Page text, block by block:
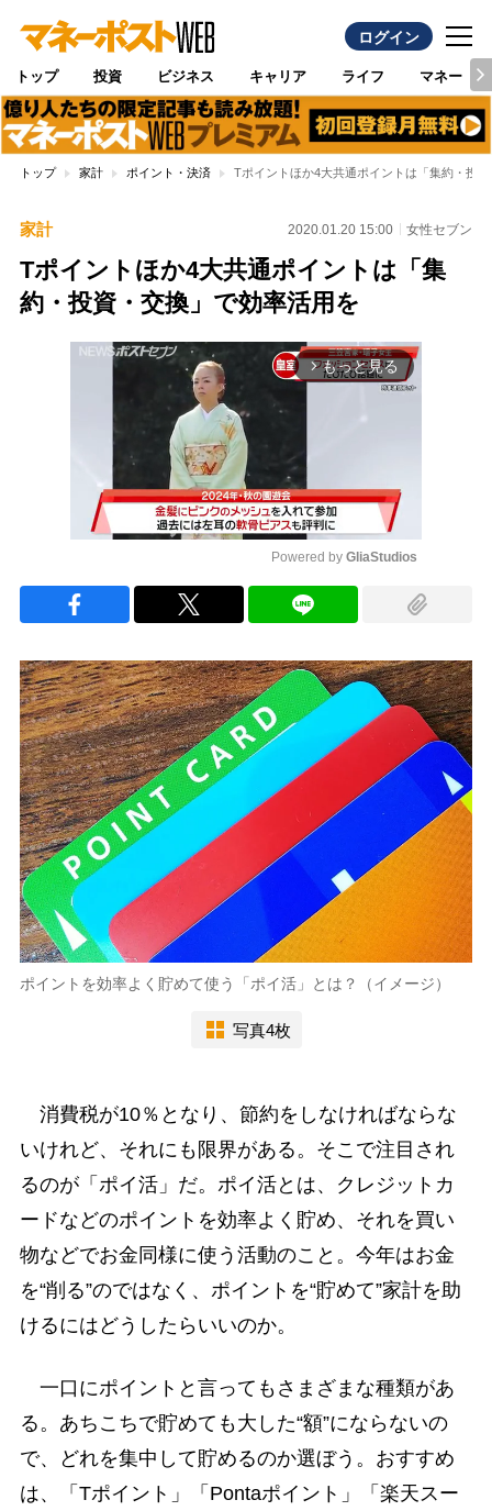
ログイン
トップ 投資 ビジネス キャリア ライフ マネー
トップ 家計 ポイント・決済 Tポイントほか4大共通ポイントは「集約・投
家計 2020.01.20 15:00 女性セブン
Tポイントほか4大共通ポイントは「集
約・投資・交換」で効率活用を
arrow_forward_ios もっと見る
Powered by GliaStudios
ポイントを効率よく貯めて使う「ポイ活」とは？（イメージ）
写真4枚
消費税が10％となり、節約をしなければならな
いけれど、それにも限界がある。そこで注目され
るのが「ポイ活」だ。ポイ活とは、クレジットカ
ードなどのポイントを効率よく貯め、それを買い
物などでお金同様に使う活動のこと。今年はお金
を“削る”のではなく、ポイントを“貯めて”家計を助
けるにはどうしたらいいのか。
一口にポイントと言ってもさまざまな種類があ
る。あちこちで貯めても大した“額”にならないの
で、どれを集中して貯めるのか選ぼう。おすすめ
は、「Tポイント」「Pontaポイント」「楽天スー